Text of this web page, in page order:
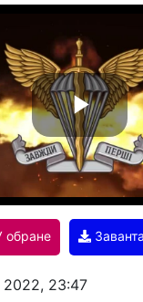
P
l
a
обране
2022, 23:47